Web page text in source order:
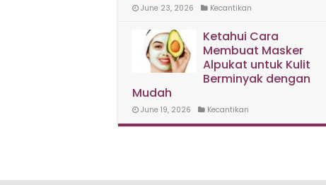
June 23, 2026 Kecantikan
Ketahui Cara
Membuat Masker
Alpukat untuk Kulit
Berminyak dengan
Mudah
June 19, 2026 Kecantikan